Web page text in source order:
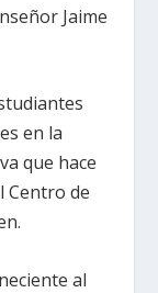
Jaime
en la
que hace
Centro de
al